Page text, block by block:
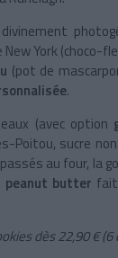
York (choco-
(pot de
.
(avec option
Poitou, sucre
au four,
peanut butter
dès 22,90 € (6